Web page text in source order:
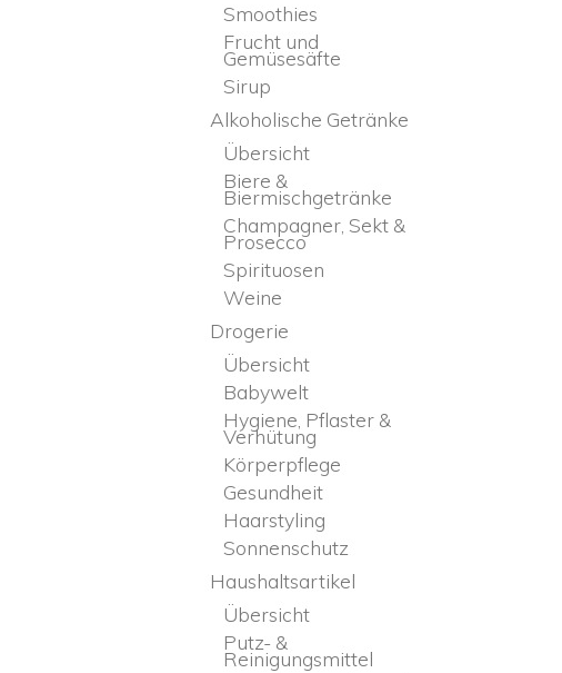
Smoothies
Frucht und
Gemüsesäfte
Sirup
Alkoholische Getränke
Übersicht
Biere &
Biermischgetränke
Champagner, Sekt &
Prosecco
Spirituosen
Weine
Drogerie
Übersicht
Babywelt
Hygiene, Pflaster &
Verhütung
Körperpflege
Gesundheit
Haarstyling
Sonnenschutz
Haushaltsartikel
Übersicht
Putz- &
Reinigungsmittel